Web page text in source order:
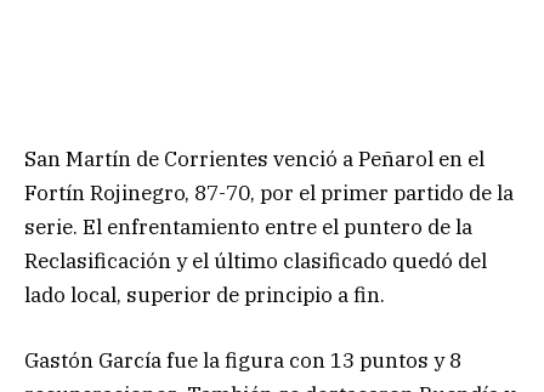
San Martín de Corrientes venció a Peñarol en el
Fortín Rojinegro, 87-70, por el primer partido de la
serie. El enfrentamiento entre el puntero de la
Reclasificación y el último clasificado quedó del
lado local, superior de principio a fin.
Gastón García fue la figura con 13 puntos y 8